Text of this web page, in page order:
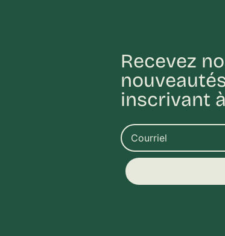
Recevez
inscrivant